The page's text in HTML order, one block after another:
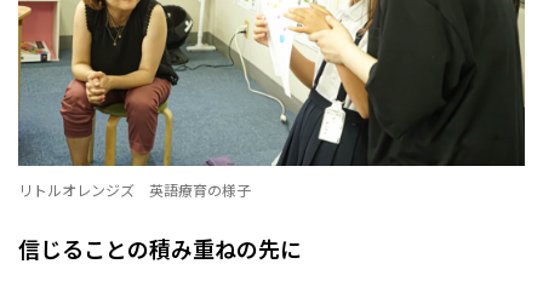
リトルオレンジズ 英語療育の様子
信じることの積み重ねの先に